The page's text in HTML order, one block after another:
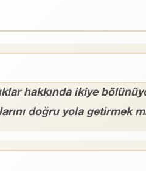
hakkında ikiye
doğru yola getirmek